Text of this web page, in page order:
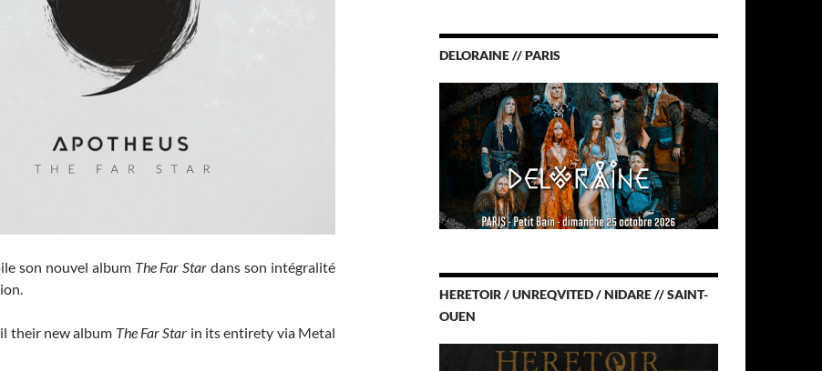
son nouvel album The Far Star dans son intégralité
their new album The Far Star in its entirety via Metal
DELORAINE // PARIS
HERETOIR / UNREQVITED / NIDARE // SAINT-
OUEN